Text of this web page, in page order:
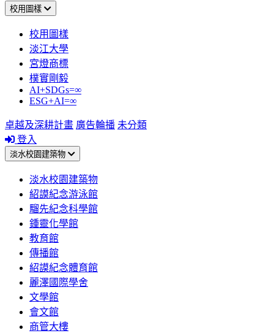
校用圖樣
校用圖樣
淡江大學
宮燈商標
樸實剛毅
AI+SDGs=∞
ESG+AI=∞
卓越及深耕計畫 廣告輪播 未分類
登入
淡水校園建築物
淡水校園建築物
紹謨紀念游泳館
騮先紀念科學館
鍾靈化學館
教育館
傳播館
紹謨紀念體育館
麗澤國際學舍
文學館
會文館
商管大樓